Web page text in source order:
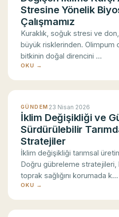
Stresine Yönelik
Çalışmamız
Kuraklık, soğuk stresi ve
büyük risklerinden. Olimpum
bitkinin doğal direncini …
OKU →
GÜNDEM 23 Nisan 2026
İklim Değişikliği ve
Sürdürülebilir
Stratejiler
İklim değişikliği tarımsal
Doğru gübreleme stratejileri,
toprak sağlığını korumada k…
OKU →